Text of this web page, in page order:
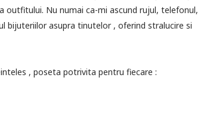
outfitului. Nu numai ca-mi ascund rujul, telefonul,
bijuteriilor asupra tinutelor , oferind stralucire si
, poseta potrivita pentru fiecare :